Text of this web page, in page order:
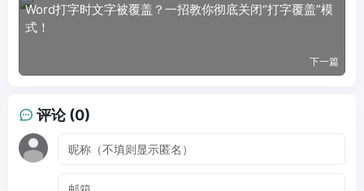
Word打字时文字被覆盖？一招教你彻底关闭“打字覆盖”模
式！
下一篇
评论 (0)